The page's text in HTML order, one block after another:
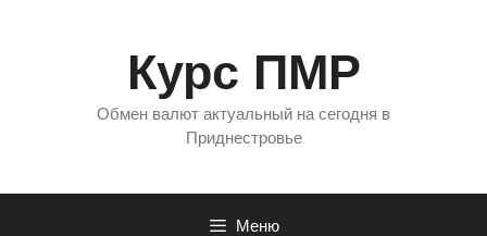
Курс ПМР
Обмен валют актуальный на сегодня в
Приднестровье
Меню